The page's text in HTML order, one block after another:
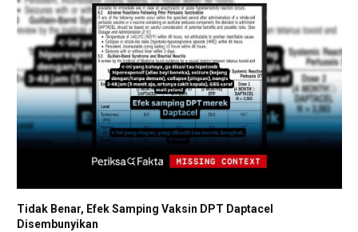
Tidak Benar, Efek Samping Vaksin DPT Daptacel
Disembunyikan